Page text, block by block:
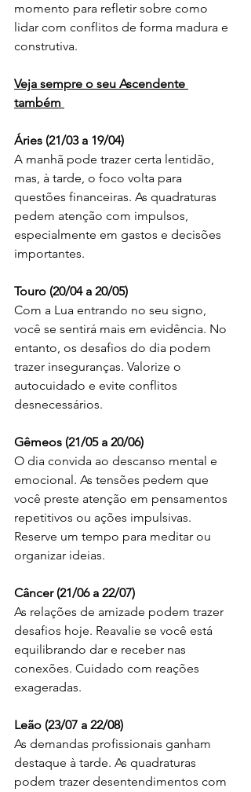
momento para refletir sobre como
lidar com conflitos de forma madura e
construtiva.
Veja sempre o seu Ascendente
também
Áries (21/03 a 19/04)
A manhã pode trazer certa lentidão,
mas, à tarde, o foco volta para
questões financeiras. As quadraturas
pedem atenção com impulsos,
especialmente em gastos e decisões
importantes.
Touro (20/04 a 20/05)
Com a Lua entrando no seu signo,
você se sentirá mais em evidência. No
entanto, os desafios do dia podem
trazer inseguranças. Valorize o
autocuidado e evite conflitos
desnecessários.
Gêmeos (21/05 a 20/06)
O dia convida ao descanso mental e
emocional. As tensões pedem que
você preste atenção em pensamentos
repetitivos ou ações impulsivas.
Reserve um tempo para meditar ou
organizar ideias.
Câncer (21/06 a 22/07)
As relações de amizade podem trazer
desafios hoje. Reavalie se você está
equilibrando dar e receber nas
conexões. Cuidado com reações
exageradas.
Leão (23/07 a 22/08)
As demandas profissionais ganham
destaque à tarde. As quadraturas
podem trazer desentendimentos com